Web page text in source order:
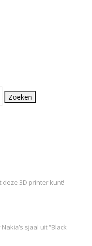
deze 3D printer kunt!
sjaal uit “Black